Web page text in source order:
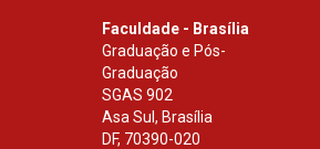
Faculdade - Brasília
Graduação e Pós-
Graduação
SGAS 902
Asa Sul, Brasília
DF, 70390-020